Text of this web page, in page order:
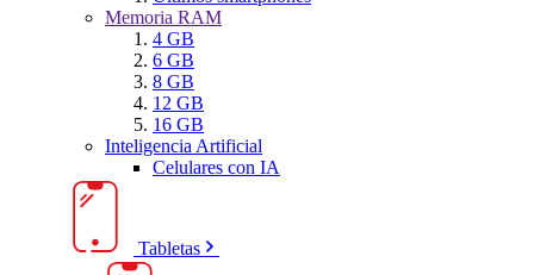
Memoria RAM
4 GB
6 GB
8 GB
12 GB
16 GB
Inteligencia Artificial
Celulares con IA
Tabletas